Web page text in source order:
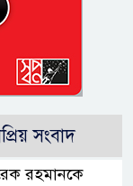
সংবাদ
রহমানকে